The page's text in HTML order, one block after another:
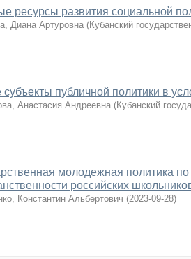
ресурсы развития социальной
Диана Артуровна (Кубанский
публичной политики в
Анастасия Андреевна (Кубанский
молодежная политика
российских
Константин Альбертович (2023-09-28)